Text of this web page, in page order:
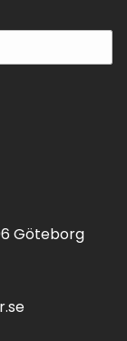
Göteborg